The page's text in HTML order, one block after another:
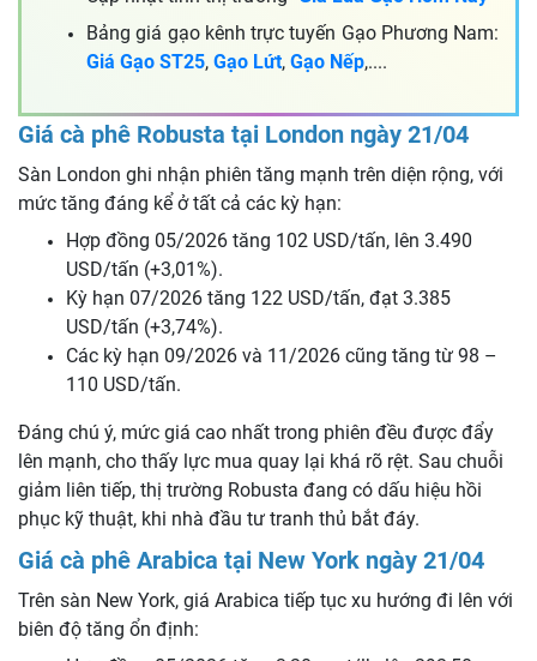
Bảng giá gạo kênh trực tuyến Gạo Phương Nam:
Giá Gạo ST25, Gạo Lứt, Gạo Nếp,....
Giá cà phê Robusta tại London ngày 21/04
Sàn London ghi nhận phiên tăng mạnh trên diện rộng, với
mức tăng đáng kể ở tất cả các kỳ hạn:
Hợp đồng 05/2026 tăng 102 USD/tấn, lên 3.490
USD/tấn (+3,01%).
Kỳ hạn 07/2026 tăng 122 USD/tấn, đạt 3.385
USD/tấn (+3,74%).
Các kỳ hạn 09/2026 và 11/2026 cũng tăng từ 98 –
110 USD/tấn.
Đáng chú ý, mức giá cao nhất trong phiên đều được đẩy
lên mạnh, cho thấy lực mua quay lại khá rõ rệt. Sau chuỗi
giảm liên tiếp, thị trường Robusta đang có dấu hiệu hồi
phục kỹ thuật, khi nhà đầu tư tranh thủ bắt đáy.
Giá cà phê Arabica tại New York ngày 21/04
Trên sàn New York, giá Arabica tiếp tục xu hướng đi lên với
biên độ tăng ổn định: